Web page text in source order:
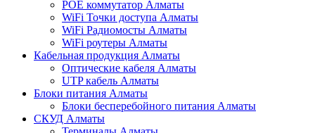
POE коммутатор Алматы
WiFi Точки доступа Алматы
WiFi Радиомосты Алматы
WiFi роутеры Алматы
Кабельная продукция Алматы
Оптические кабеля Алматы
UTP кабель Алматы
Блоки питания Алматы
Блоки бесперебойного питания Алматы
СКУД Алматы